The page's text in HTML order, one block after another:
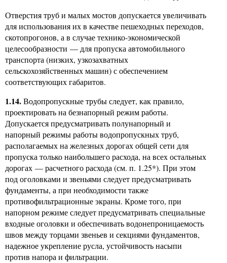
Отверстия труб и малых мостов допускается увеличивать
для использования их в качестве пешеходных переходов,
скотопрогонов, а в случае технико-экономической
целесообразности — для пропуска автомобильного
транспорта (низких, узкозахватных
сельскохозяйственных машин) с обеспечением
соответствующих габаритов.
1.14.Водопропускные трубы следует, как правило,
проектировать на безнапорный режим работы.
Допускается предусматривать полунапорный и
напорный режимы работы водопропускных труб,
располагаемых на железных дорогах общей сети для
пропуска только наибольшего расхода, на всех остальных
дорогах — расчетного расхода (см. п. 1.25*). При этом
под оголовками и звеньями следует предусматривать
фундаменты, а при необходимости также
противофильтрационные экраны. Кроме того, при
напорном режиме следует предусматривать специальные
входные оголовки и обеспечивать водонепроницаемость
швов между торцами звеньев и секциями фундаментов,
надежное укрепление русла, устойчивость насыпи
против напора и фильтрации.